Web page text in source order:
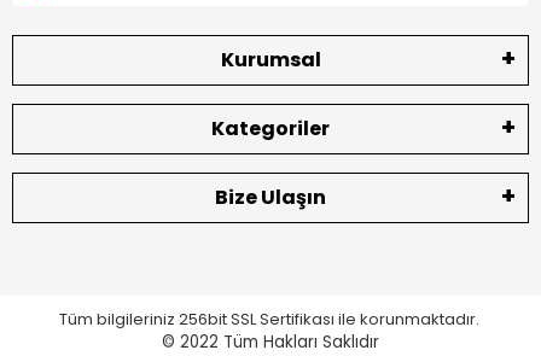
Kurumsal
Kategoriler
Bize Ulaşın
Tüm bilgileriniz 256bit SSL Sertifikası ile korunmaktadır.
© 2022 Tüm Hakları Saklıdır